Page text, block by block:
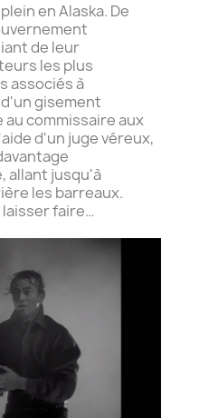
en Alaska. De
de leur
les plus
associés à
gisement
commissaire aux
d'un juge véreux,
allant jusqu'à
les barreaux.
faire…